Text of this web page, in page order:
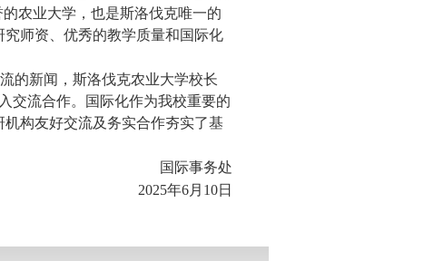
农业大学，也是斯洛伐克唯一的
师资、优秀的教学质量和国际化
的新闻，斯洛伐克农业大学校长
交流合作。国际化作为我校重要的
构友好交流及务实合作夯实了基
国际事务处
2025年6月10日